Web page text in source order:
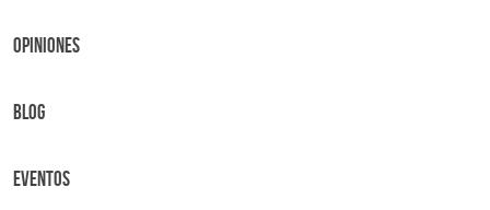
OPINIONES
BLOG
Eventos